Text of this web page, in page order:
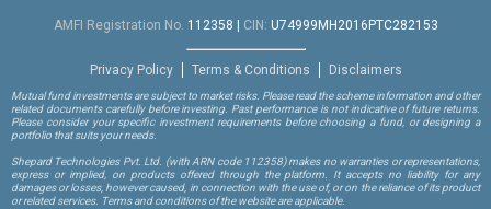
AMFI Registration No. 112358 | CIN: U74999MH2016PTC282153
Privacy Policy Terms & Conditions Disclaimers
Mutual fund investments are subject to market risks. Please read the scheme information and other
related documents carefully before investing. Past performance is not indicative of future returns.
Please consider your specific investment requirements before choosing a fund, or designing a
portfolio that suits your needs.
Shepard Technologies Pvt. Ltd. (with ARN code 112358)makes no warranties or representations,
express or implied, on products offered through the platform. It accepts no liability for any
damages or losses, however caused, in connection with the use of, or on the reliance of its product
or related services. Terms and conditions of the website are applicable.